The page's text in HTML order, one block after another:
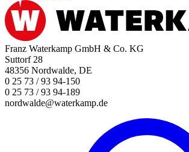
Franz Waterkamp GmbH & Co. KG
Suttorf 28
48356 Nordwalde, DE
0 25 73 / 93 94-150
0 25 73 / 93 94-189
nordwalde@waterkamp.de